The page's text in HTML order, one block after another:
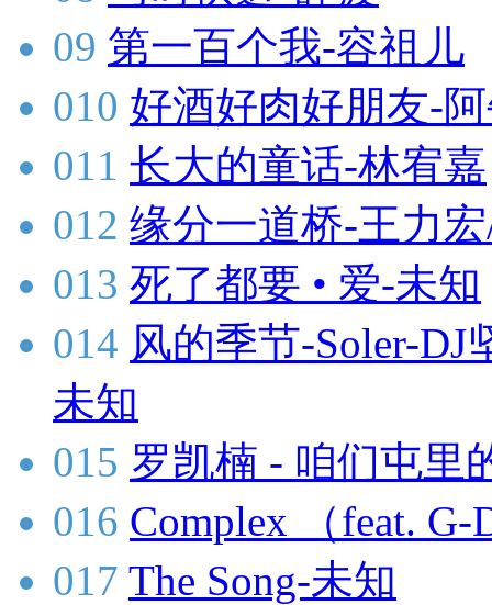
09 第一百个我-容祖儿
010 好酒好肉好朋友-
011 长大的童话-林宥嘉
012 缘分一道桥-王力
013 死了都要 • 爱-未知
014 风的季节-Soler-
未知
015 罗凯楠 - 咱们屯里
016 Complex （feat.
017 The Song-未知